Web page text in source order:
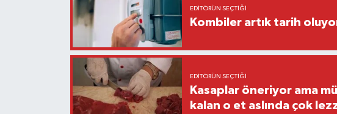
EDITÖRÜN SEÇTIĞI
Kombiler artık tarih
EDITÖRÜN SEÇTIĞI
Kasaplar öneriyor ama
kalan o et aslında çok